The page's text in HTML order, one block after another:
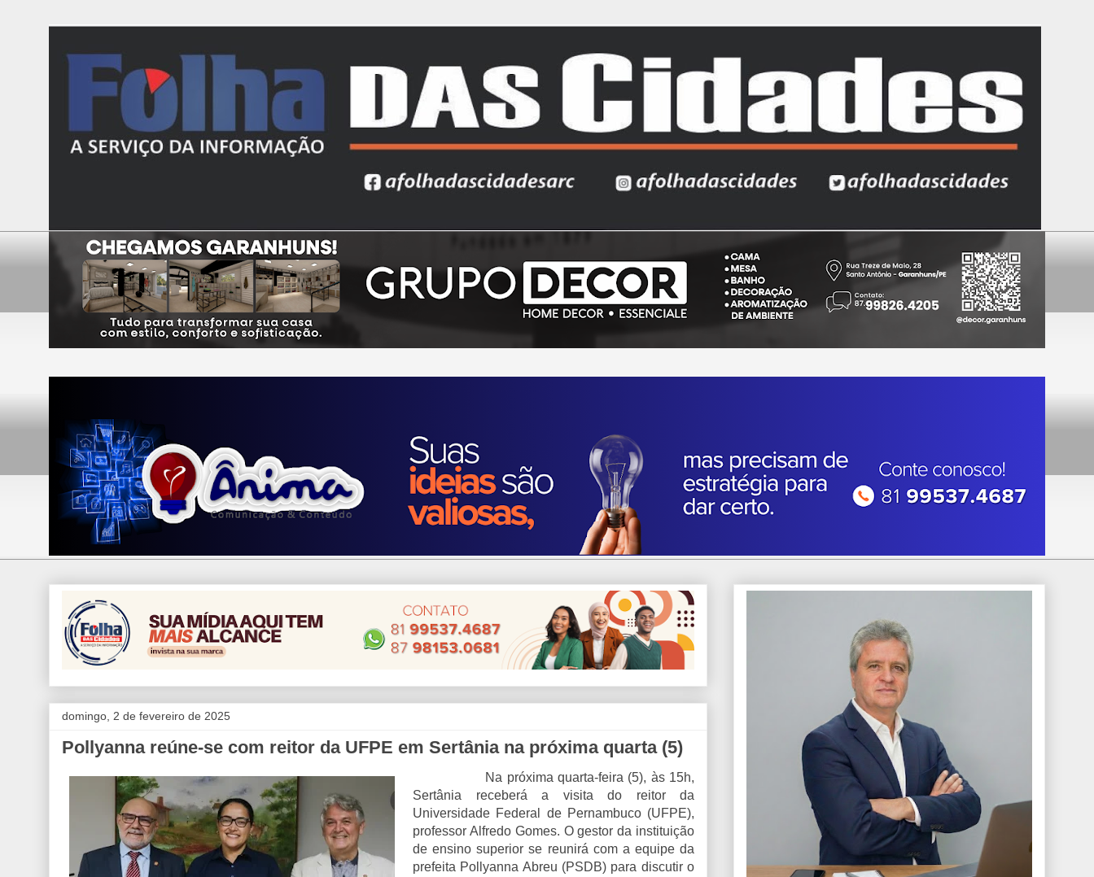
domingo, 2 de fevereiro de 2025
Pollyanna reúne-se com reitor da UFPE em Sertânia na próxima quarta (5)
Na próxima quarta-feira (5), às 15h,
Sertânia receberá a visita do reitor da
Universidade Federal de Pernambuco (UFPE),
professor Alfredo Gomes. O gestor da instituição
de ensino superior se reunirá com a equipe da
prefeita Pollyanna Abreu (PSDB) para discutir o